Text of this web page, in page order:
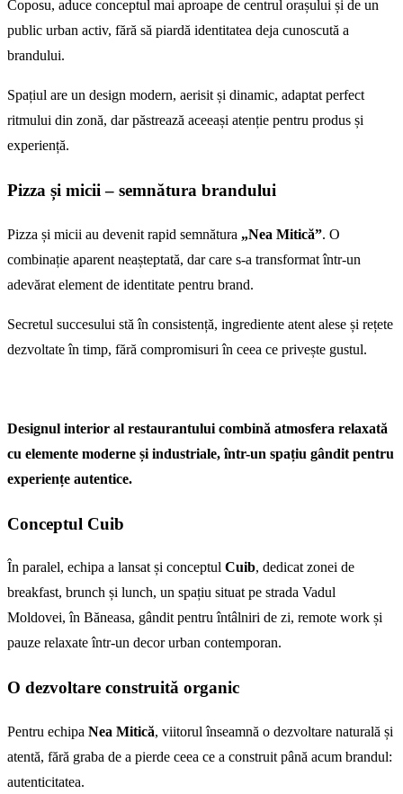
Coposu, aduce conceptul mai aproape de centrul orașului și de un
public urban activ, fără să piardă identitatea deja cunoscută a
brandului.
Spațiul are un design modern, aerisit și dinamic, adaptat perfect
ritmului din zonă, dar păstrează aceeași atenție pentru produs și
experiență.
Pizza și micii – semnătura brandului
Pizza și micii au devenit rapid semnătura „Nea Mitică”. O
combinație aparent neașteptată, dar care s-a transformat într-un
adevărat element de identitate pentru brand.
Secretul succesului stă în consistență, ingrediente atent alese și rețete
dezvoltate în timp, fără compromisuri în ceea ce privește gustul.
Designul interior al restaurantului combină atmosfera relaxată
cu elemente moderne și industriale, într-un spațiu gândit pentru
experiențe autentice.
Conceptul Cuib
În paralel, echipa a lansat și conceptul Cuib, dedicat zonei de
breakfast, brunch și lunch, un spațiu situat pe strada Vadul
Moldovei, în Băneasa, gândit pentru întâlniri de zi, remote work și
pauze relaxate într-un decor urban contemporan.
O dezvoltare construită organic
Pentru echipa Nea Mitică, viitorul înseamnă o dezvoltare naturală și
atentă, fără graba de a pierde ceea ce a construit până acum brandul:
autenticitatea.